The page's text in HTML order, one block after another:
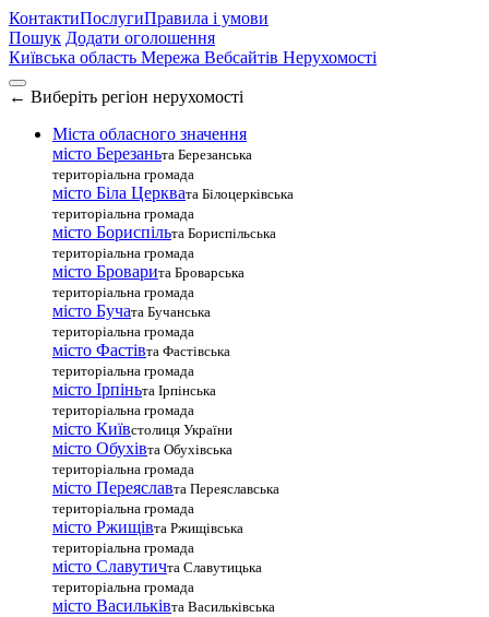
КонтактиПослугиПравила і умови
Пошук Додати оголошення
Київська область Мережа Вебсайтів Нерухомості
← Виберіть регіон нерухомості
Міста обласного значення
місто Березаньта Березанська
територіальна громада
місто Біла Церквата Білоцерківська
територіальна громада
місто Бориспільта Бориспільська
територіальна громада
місто Броварита Броварська
територіальна громада
місто Бучата Бучанська
територіальна громада
місто Фастівта Фастівська
територіальна громада
місто Ірпіньта Ірпінська
територіальна громада
місто Київстолиця України
місто Обухівта Обухівська
територіальна громада
місто Переяславта Переяславська
територіальна громада
місто Ржищівта Ржищівська
територіальна громада
місто Славутичта Славутицька
територіальна громада
місто Василькiвта Васильківська